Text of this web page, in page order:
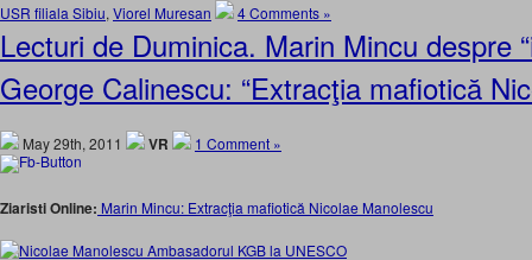
USR filiala Sibiu, Viorel Muresan 4 Comments »
Lecturi de Duminica. Marin Mincu despre
George Calinescu: “Extracţia mafiotică
May 29th, 2011 VR 1 Comment »
Ziaristi Online: Marin Mincu: Extracţia mafiotică Nicolae Manolescu